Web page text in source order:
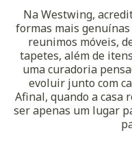
Na Westwing,
formas mais genuínas
reunimos móveis,
tapetes, além de
uma curadoria
evoluir junto com
Afinal, quando a casa
ser apenas um lugar